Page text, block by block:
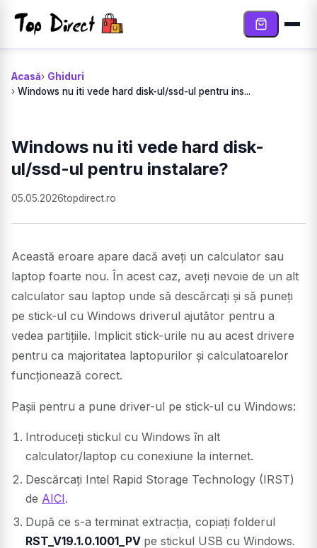
Acasă
Ghiduri
Windows nu iti vede hard disk-ul/ssd-ul pentru ins...
Windows nu iti vede hard disk-
ul/ssd-ul pentru instalare?
05.05.2026topdirect.ro
Această eroare apare dacă aveți un calculator sau
laptop foarte nou. În acest caz, aveți nevoie de un alt
calculator sau laptop unde să descărcați și să puneți
pe stick-ul cu Windows driverul ajutător pentru a
vedea partițiile. Implicit stick-urile nu au acest drivere
pentru ca majoritatea laptopurilor și calculatoarelor
funcționează corect.
Pașii pentru a pune driver-ul pe stick-ul cu Windows:
Introduceți stickul cu Windows în alt
calculator/laptop cu conexiune la internet.
Descărcați Intel Rapid Storage Technology (IRST)
de AICI.
După ce s-a terminat extracția, copiați folderul
RST_V19.1.0.1001_PV pe stickul USB cu Windows.